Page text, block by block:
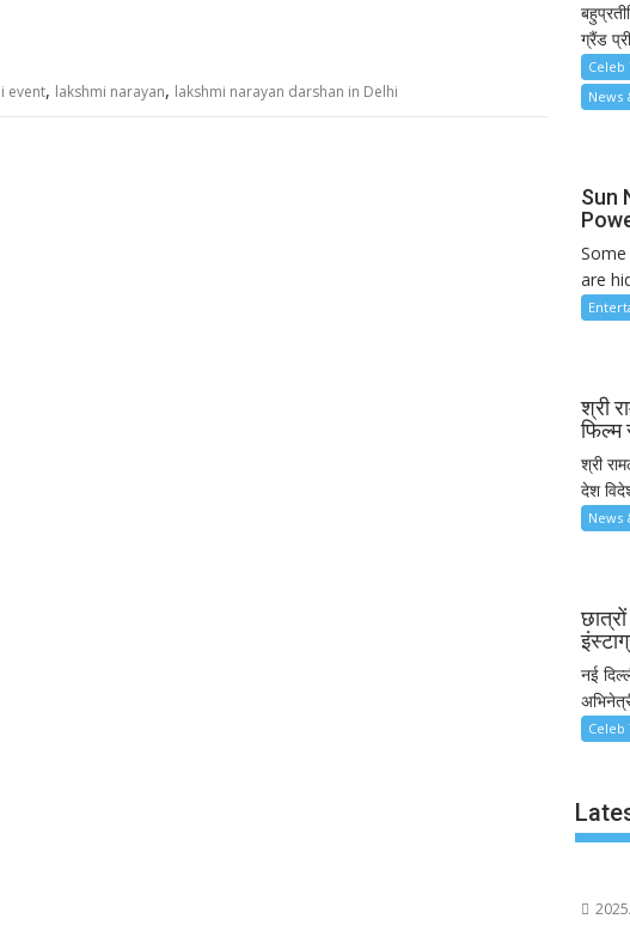
event, lakshmi narayan, lakshmi narayan darshan in Delhi
ग्रैंड
Celeb
News
Sun
are
श्री
फिल्म
श्री
देश
News
नई
Celeb